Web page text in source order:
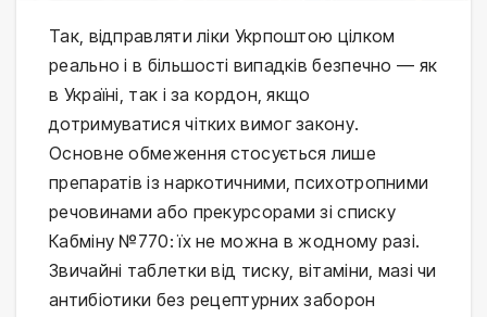
Так, відправляти ліки Укрпоштою цілком
реально і в більшості випадків безпечно — як
в Україні, так і за кордон, якщо
дотримуватися чітких вимог закону.
Основне обмеження стосується лише
препаратів із наркотичними, психотропними
речовинами або прекурсорами зі списку
Кабміну №770: їх не можна в жодному разі.
Звичайні таблетки від тиску, вітаміни, мазі чи
антибіотики без рецептурних заборон